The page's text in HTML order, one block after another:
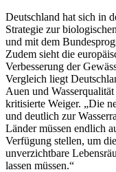
Deutschland hat sich in
Strategie zur
und mit dem
Zudem sieht die
Verbesserung der
Vergleich liegt
Auen und
kritisierte Weiger. „Die
und deutlich zur
Länder müssen endlich
Verfügung stellen, um
unverzichtbare
lassen müssen.“